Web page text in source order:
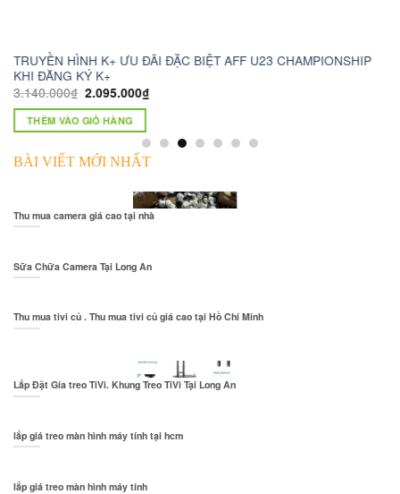
HÌNH K+ ƯU ĐÃI ĐẶC BIỆT AFF U23 CHAMPIONSHIP
KÝ K+
₫ 2.095.000₫
VÀO GIỎ HÀNG
camera
BÀI VIẾT MỚI NHẤT
Thu mua camera giá cao tại nhà
Sữa Chữa Camera Tại Long An
Thu mua tivi củ . Thu mua tivi củ giá cao tại Hồ Chí Minh
Lắp Đặt Gía treo TiVi. Khung Treo TiVi Tại Long An
lắp giá treo màn hình máy tính tại hcm
lắp giá treo màn hình máy tính